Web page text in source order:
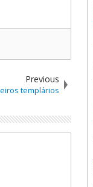
Previous
templários